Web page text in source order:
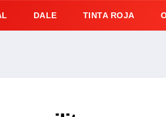
DALE TINTA ROJA